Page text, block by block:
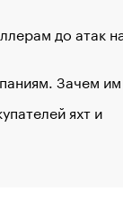
до атак
Зачем
яхт и